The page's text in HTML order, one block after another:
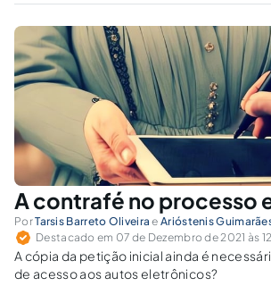
procedimental, como ferramenta útil a
satisfatória.
A contrafé no processo
PorTarsis Barreto Oliveira eArióstenis
Destacado em 07 de Dezembro de 2021 às
A cópia da petição inicial ainda é
de acesso aos autos eletrônicos?